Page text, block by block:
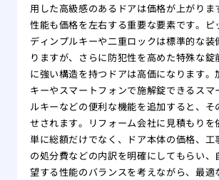
用した高級感のあるドアは価格が上がりま
性能も価格を左右する重要な要素です。ピ
ディンプルキーや二重ロックは標準的な装
りますが、さらに防犯性を高めた特殊な錠
に強い構造を持つドアは高価になります。
キーやスマートフォンで施解錠できるスマ
ルキーなどの便利な機能を追加すると、そ
せされます。リフォーム会社に見積もりを
単に総額だけでなく、ドア本体の価格、工
の処分費などの内訳を明確にしてもらい、
望する性能のバランスを考えながら、最適